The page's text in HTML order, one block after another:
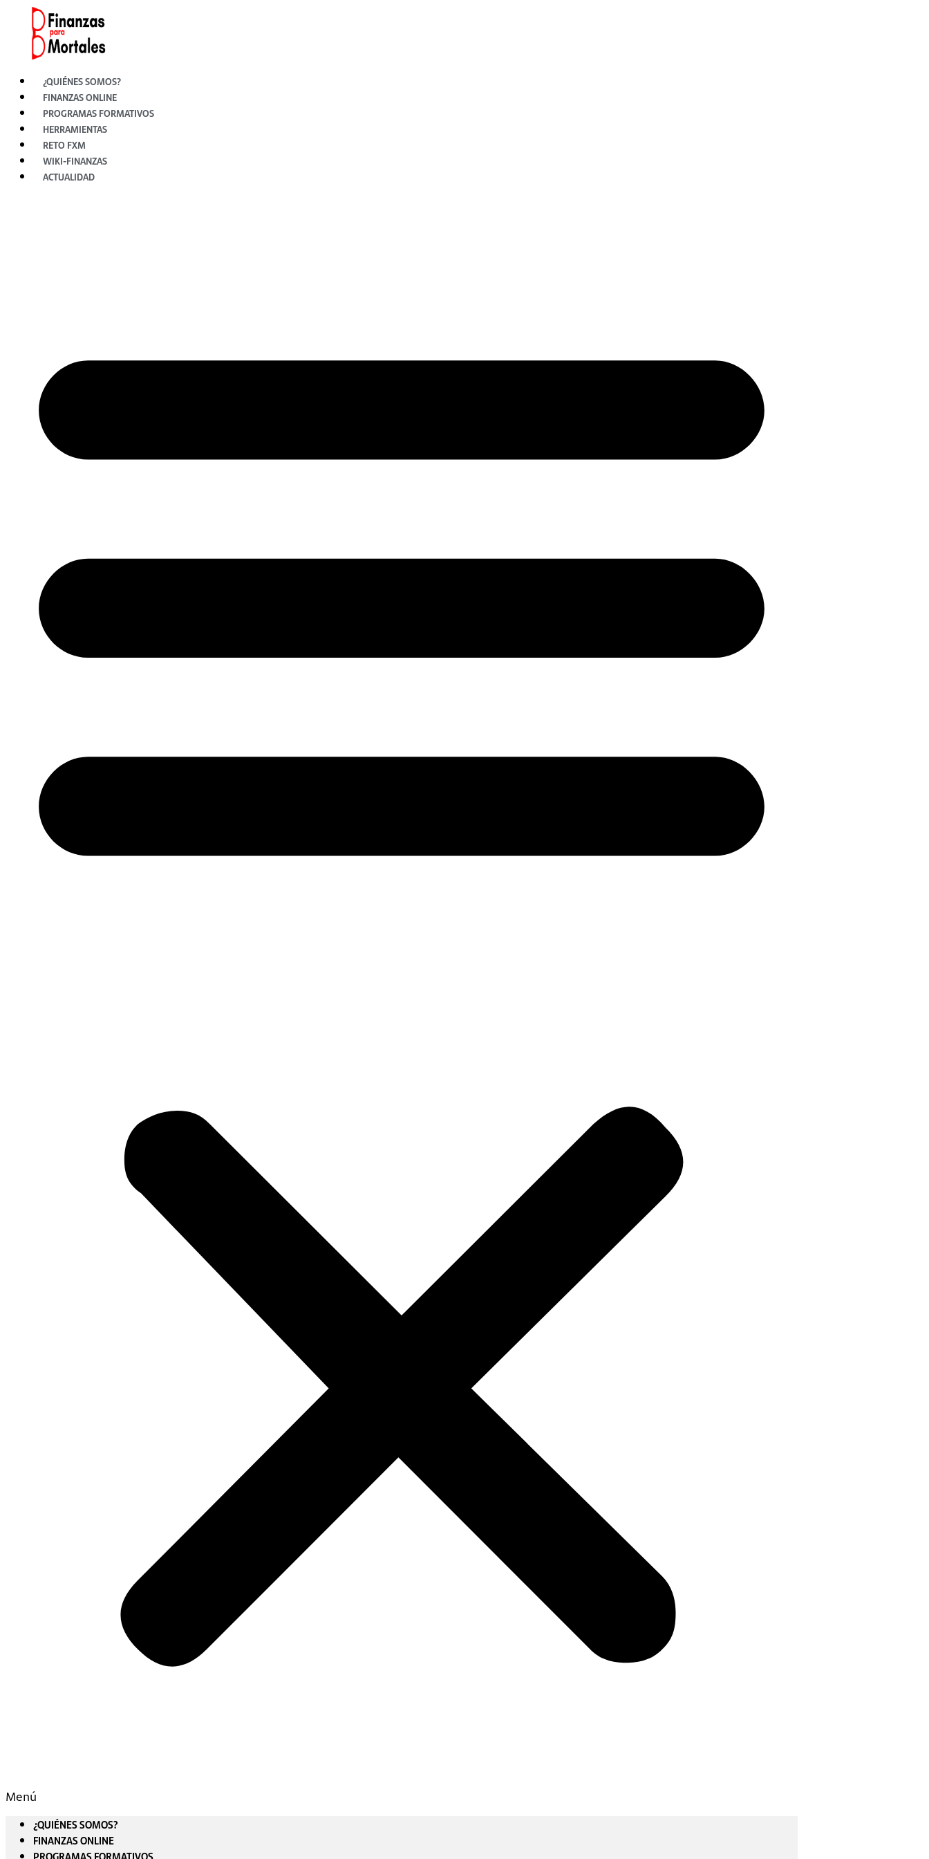
contenido
¿QUIÉNES SOMOS?
FINANZAS ONLINE
PROGRAMAS FORMATIVOS
HERRAMIENTAS
RETO FXM
WIKI-FINANZAS
ACTUALIDAD
Menú
¿QUIÉNES SOMOS?
FINANZAS ONLINE